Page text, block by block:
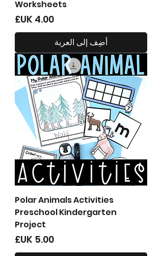
Worksheets
السعر
أضِف إلى العربة
Polar Animals Activities
Preschool Kindergarten
Project
السعر